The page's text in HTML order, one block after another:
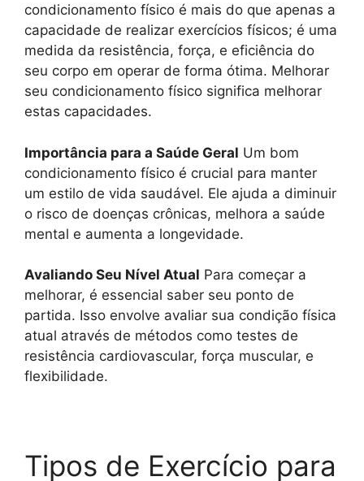
condicionamento físico é mais do que apenas a
capacidade de realizar exercícios físicos; é uma
medida da resistência, força, e eficiência do
seu corpo em operar de forma ótima. Melhorar
seu condicionamento físico significa melhorar
estas capacidades.
Importância para a Saúde Geral Um bom
condicionamento físico é crucial para manter
um estilo de vida saudável. Ele ajuda a diminuir
o risco de doenças crônicas, melhora a saúde
mental e aumenta a longevidade.
Avaliando Seu Nível Atual Para começar a
melhorar, é essencial saber seu ponto de
partida. Isso envolve avaliar sua condição física
atual através de métodos como testes de
resistência cardiovascular, força muscular, e
flexibilidade.
Tipos de Exercício para